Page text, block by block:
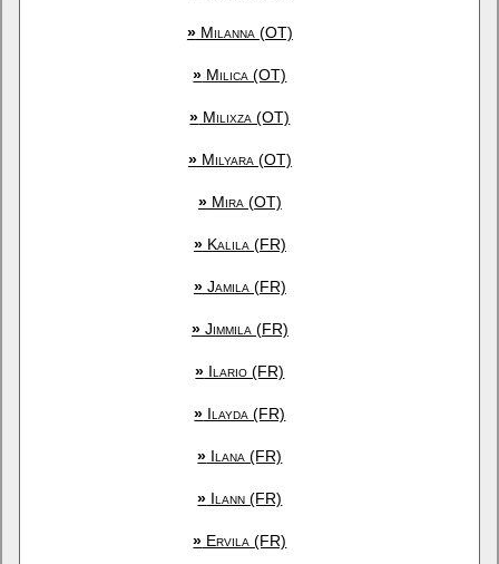
»Milanna (OT)
» Milica (OT)
» Milixza (OT)
»Milyara (OT)
»Mira (OT)
»Kalila (FR)
»Jamila (FR)
»Jimmila (FR)
» Ilario (FR)
» Ilayda (FR)
» Ilana (FR)
» Ilann (FR)
» Ervila (FR)